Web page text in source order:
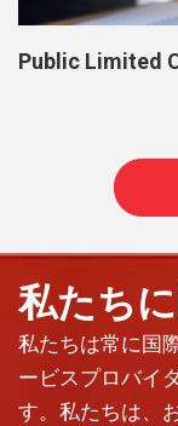
Public Limited
私たち
私たちは常に国
ービスプロバイ
す。私たちは、